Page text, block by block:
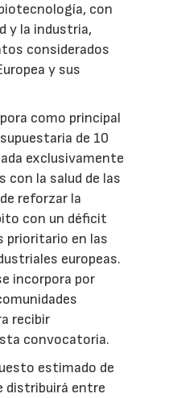
con
y la industria,
considerados
y sus
como principal
de 10
exclusivamente
con la salud de las
reforzar la
con un déficit
prioritario en las
europeas.
incorpora por
recibir
convocatoria.
estimado de
distribuirá entre